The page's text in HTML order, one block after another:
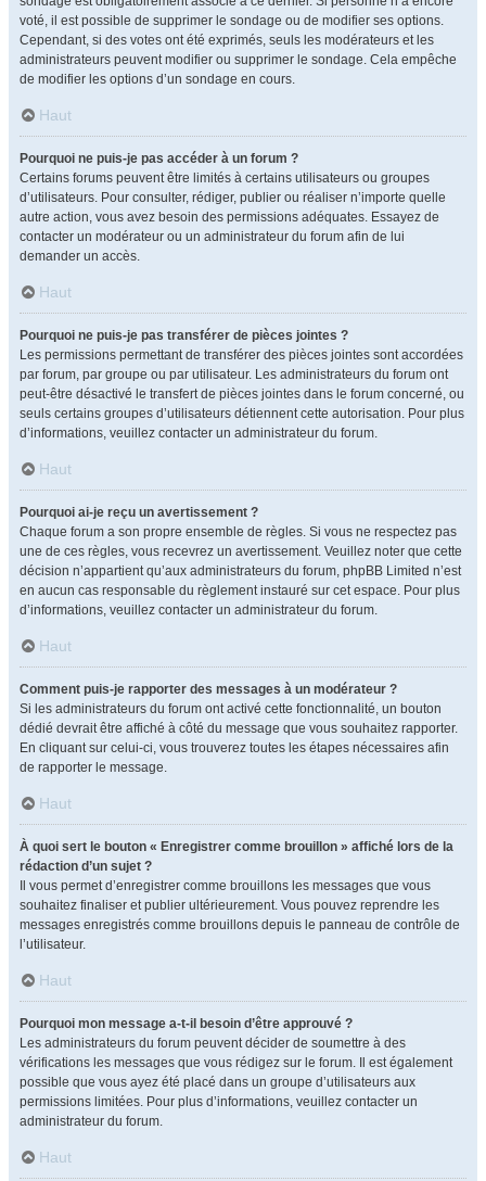
voté, il est possible de supprimer le sondage ou de modifier ses options.
Cependant, si des votes ont été exprimés, seuls les modérateurs et les
administrateurs peuvent modifier ou supprimer le sondage. Cela empêche
de modifier les options d’un sondage en cours.
Haut
Pourquoi ne puis-je pas accéder à un forum ?
Certains forums peuvent être limités à certains utilisateurs ou groupes
d’utilisateurs. Pour consulter, rédiger, publier ou réaliser n’importe quelle
autre action, vous avez besoin des permissions adéquates. Essayez de
contacter un modérateur ou un administrateur du forum afin de lui
demander un accès.
Haut
Pourquoi ne puis-je pas transférer de pièces jointes ?
Les permissions permettant de transférer des pièces jointes sont accordées
par forum, par groupe ou par utilisateur. Les administrateurs du forum ont
peut-être désactivé le transfert de pièces jointes dans le forum concerné, ou
seuls certains groupes d’utilisateurs détiennent cette autorisation. Pour plus
d’informations, veuillez contacter un administrateur du forum.
Haut
Pourquoi ai-je reçu un avertissement ?
Chaque forum a son propre ensemble de règles. Si vous ne respectez pas
une de ces règles, vous recevrez un avertissement. Veuillez noter que cette
décision n’appartient qu’aux administrateurs du forum, phpBB Limited n’est
en aucun cas responsable du règlement instauré sur cet espace. Pour plus
d’informations, veuillez contacter un administrateur du forum.
Haut
Comment puis-je rapporter des messages à un modérateur ?
Si les administrateurs du forum ont activé cette fonctionnalité, un bouton
dédié devrait être affiché à côté du message que vous souhaitez rapporter.
En cliquant sur celui-ci, vous trouverez toutes les étapes nécessaires afin
de rapporter le message.
Haut
À quoi sert le bouton « Enregistrer comme brouillon » affiché lors de la
rédaction d’un sujet ?
Il vous permet d’enregistrer comme brouillons les messages que vous
souhaitez finaliser et publier ultérieurement. Vous pouvez reprendre les
messages enregistrés comme brouillons depuis le panneau de contrôle de
l’utilisateur.
Haut
Pourquoi mon message a-t-il besoin d’être approuvé ?
Les administrateurs du forum peuvent décider de soumettre à des
vérifications les messages que vous rédigez sur le forum. Il est également
possible que vous ayez été placé dans un groupe d’utilisateurs aux
permissions limitées. Pour plus d’informations, veuillez contacter un
administrateur du forum.
Haut